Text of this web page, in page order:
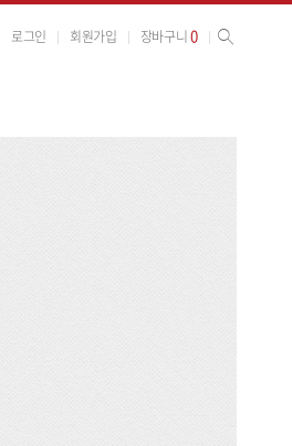
로그인 회원가입 장바구니0 사이트 검색